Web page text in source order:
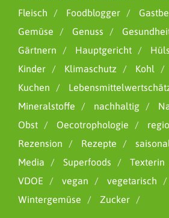
Fleisch
Foodblogger
Gemüse
Genuss
Gärtnern
Hauptgericht
Kinder
Klimaschutz Kohl
Kuchen
Mineralstoffe
nachhaltig
Obst
Oecotrophologie
Rezension
Rezepte
Media
Superfoods Texterin
VDOE
vegan vegetarisch
Wintergemüse
Zucker